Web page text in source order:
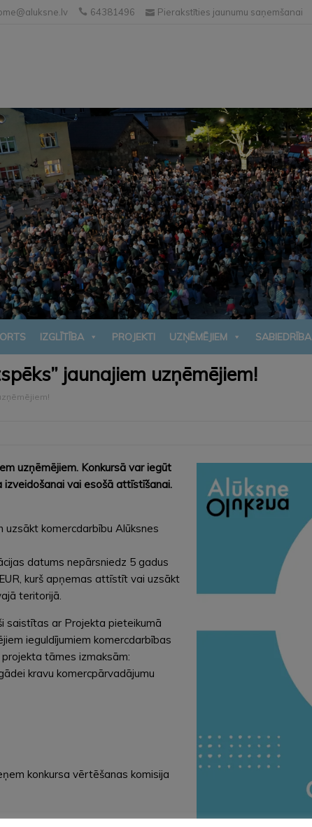
64381496 Pierakstīties jaunumu saņemšanai
IZGLĪTĪBA PROJEKTI UZŅĒMĒJIEM SABIEDRĪBA
jaunajiem uzņēmējiem!
uzņēmējiem. Konkursā var iegūt
vai esošā attīstīšanai.
uzsākt komercdarbību Alūksnes
datums nepārsniedz 5 gadus
kurš apņemas attīstīt vai uzsākt
teritorijā.
saistītas ar Projekta pieteikumā
ieguldījumiem komercdarbības
tāmes izmaksām:
kravu komercpārvadājumu
konkursa vērtēšanas komisija